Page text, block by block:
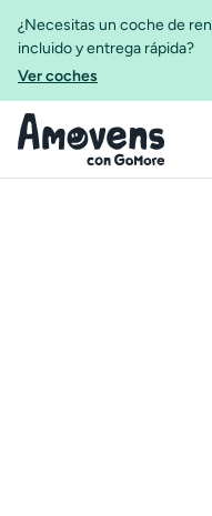
¿Necesitas un coche de
incluido y entrega rápida?
Ver coches